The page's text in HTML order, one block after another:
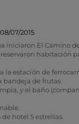
07/2015
iniciaron El Camino
habitación
la estación de
bandeja de frutas.
y el baño
hotel 5 estrellas.